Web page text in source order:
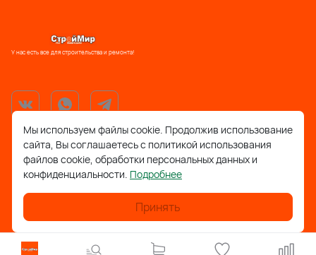
У нас есть все для строительства и ремонта!
support@stroymir48.ru
Липецкая обл., г. Грязи, ул. 30 лет Победы, 52, ТРЦ
Мы используем файлы cookie. Продолжив использование
сайта, Вы соглашаетесь с политикой использования
файлов cookie, обработки персональных данных и
конфиденциальности. Подробнее
Принять